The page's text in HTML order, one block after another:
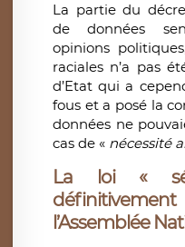
La partie du
de données
opinions
raciales n’a pas
d’Etat qui a
fous et a posé la
données ne
cas de « nécessité
La loi «
l’Assemblée